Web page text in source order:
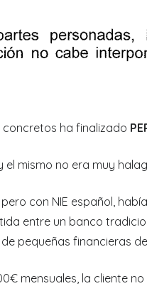
ha finalizado
mismo no era muy
con NIE español,
entre un banco
pequeñas financieras
mensuales, la cliente